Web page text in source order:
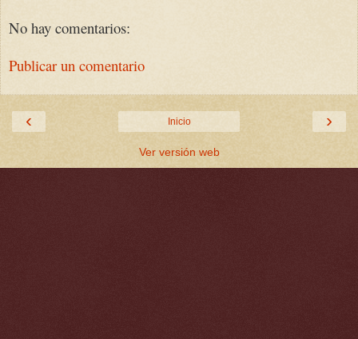
No hay comentarios:
Publicar un comentario
‹ ›
Inicio
Ver versión web